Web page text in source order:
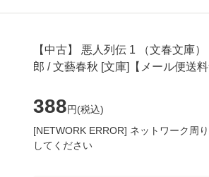
【中古】 悪人列伝 1 （文春文庫
郎 / 文藝春秋 [文庫]【メール便送料
388円(税込)
[NETWORK ERROR] ネットワーク周
してください